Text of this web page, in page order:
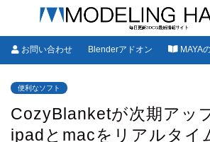
お問い合わせ Blenderアドオン MAYA
便利なソフト
CozyBlanketが次期アッ
ipadとmacをリアルタイ